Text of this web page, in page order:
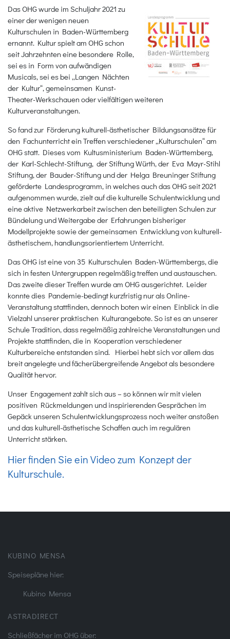
Das OHG wurde im Schuljahr 2021 zu
einer der wenigen neuen
Kulturschulen in Baden-Württemberg
ernannt. Kultur spielt am OHG schon
seit Jahrzehnten eine besondere Rolle,
sei es in Form von aufwändigen
Musicals, sei es bei „Langen Nächten
der Kultur“, gemeinsamen Kunst-
Theater-Werkschauen oder vielfältigen weiteren
Kulturveranstaltungen.
So fand zur Förderung kulturell-ästhetischer Bildungsansätze für
den Fachunterricht ein Treffen verschiedener „Kulturschulen“ am
OHG statt. Dieses vom Kultusministerium Baden-Württemberg,
der Karl-Schlecht-Stiftung, der Stiftung Würth, der Eva Mayr-Stihl
Stiftung, der Bauder-Stiftung und der Helga Breuninger Stiftung
geförderte Landesprogramm, in welches auch das OHG seit 2021
aufgenommen wurde, zielt auf die kulturelle Schulentwicklung und
eine aktive Netzwerkarbeit zwischen den beteiligten Schulen zur
Bündelung und Weitergabe der Erfahrungen bisheriger
Modellprojekte sowie der gemeinsamen Entwicklung von kulturell-
ästhetischem, handlungsorientiertem Unterricht.
Das OHG ist eine von 35 Kulturschulen Baden-Württembergs, die
sich in festen Untergruppen regelmäßig treffen und austauschen.
Das zweite dieser Treffen wurde am OHG ausgerichtet. Leider
konnte dies Pandemie-bedingt kurzfristig nur als Online-
Veranstaltung stattfinden, dennoch boten wir einen Einblick in die
Vielzahl unserer praktischen Kulturangebote. So ist es an unserer
Schule Tradition, dass regelmäßig zahlreiche Veranstaltungen und
Projekte stattfinden, die in Kooperation verschiedener
Kulturbereiche entstanden sind. Hierbei hebt sich vor allem das
breit angelegte und fächerübergreifende Angebot als besondere
Qualität hervor.
Unser Engagement zahlt sich aus – so können wir mit vielen
positiven Rückmeldungen und inspirierenden Gesprächen im
Gepäck unseren Schulentwicklungsprozess noch weiter anstoßen
und das kulturell-ästhetische Schaffen auch im regulären
Unterricht stärken.
Hier finden Sie ein Video zum Konzept der
Kulturschule.
KUBINO MENSA
Speisepläne hier:
Kubino Mensa
ASTRADIRECT
Schließfächer im OHG über: